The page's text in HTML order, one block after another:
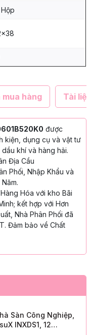
mua hàng Tài
được
kiện, dụng cụ và vật tư
khí và hàng hải.
Địa Cầu
Phối, Nhập Khẩu và
Hóa với kho Bãi
kết hợp với Hơn
Nhà Phân Phối đã
Đảm bảo về Chất
Sàn Công Nghiệp,
INXDS1, 12